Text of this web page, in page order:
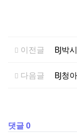
이전글 BJ박
다음글
BJ청
댓글 0